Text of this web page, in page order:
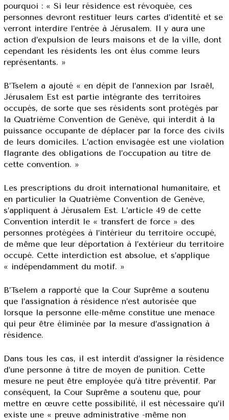
pourquoi : « Si leur résidence est révoquée, ces
personnes devront restituer leurs cartes d’identité et se
verront interdire l’entrée à Jérusalem. Il y aura une
action d’expulsion de leurs maisons et de la ville, dont
cependant les résidents les ont élus comme leurs
représentants. »
B’Tselem a ajouté « en dépit de l’annexion par Israël,
Jérusalem Est est partie intégrante des territoires
occupés, de sorte que ses résidents sont protégés par
la Quatrième Convention de Genève, qui interdit à la
puissance occupante de déplacer par la force des civils
de leurs domiciles. L’action envisagée est une violation
flagrante des obligations de l’occupation au titre de
cette convention. »
Les prescriptions du droit international humanitaire, et
en particulier la Quatrième Convention de Genève,
s’appliquent à Jérusalem Est. L’article 49 de cette
Convention interdit le « transfert de force » des
personnes protégées à l’intérieur du territoire occupé,
de même que leur déportation à l’extérieur du territoire
occupé. Cette interdiction est absolue, et s’applique
« indépendamment du motif. »
B’Tselem a rapporté que la Cour Suprême a soutenu
que l’assignation à résidence n’est autorisée que
lorsque la personne elle-même constitue une menace
qui peur être éliminée par la mesure d’assignation à
résidence.
Dans tous les cas, il est interdit d’assigner la résidence
d’une personne à titre de moyen de punition. Cette
mesure ne peut être employée qu’à titre préventif. Par
conséquent, la Cour Suprême a soutenu que, pour
mettre en œuvre cette possibilité, il est nécessaire qu’il
existe une « preuve administrative -même non